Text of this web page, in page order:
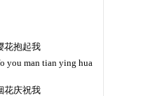
花抱起我
you man tian ying hua
花庆祝我